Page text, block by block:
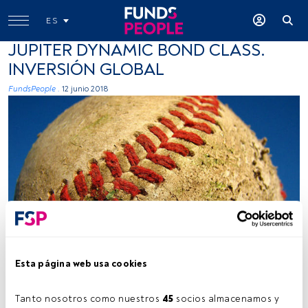
Esta página web usa cookies
Tanto nosotros como nuestros 45 socios almacenamos y
ES
JUPITER DYNAMIC BOND CLASS.
INVERSIÓN GLOBAL
FundsPeople . 12 junio 2018
Poppy Wright, flickr, creative commons
Tiempo lectura: 1 min.
lJupiter Dynamic Bond Classes un fondo flexible